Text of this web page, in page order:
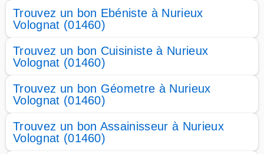
Trouvez un bon Ebéniste à Nurieux
Volognat (01460)
Trouvez un bon Cuisiniste à Nurieux
Volognat (01460)
Trouvez un bon Géometre à Nurieux
Volognat (01460)
Trouvez un bon Assainisseur à Nurieux
Volognat (01460)